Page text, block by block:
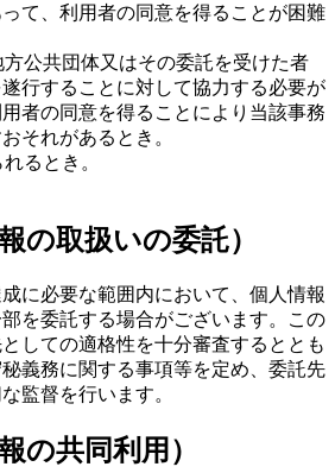
て、利用者の同意を得ることが困難
公共団体又はその委託を受けた者
行することに対して協力する必要が
者の同意を得ることにより当該事務
それがあるとき。
るとき。
の取扱いの委託）
に必要な範囲内において、個人情報
を委託する場合がございます。この
しての適格性を十分審査するととも
義務に関する事項等を定め、委託先
監督を行います。
の共同利用）